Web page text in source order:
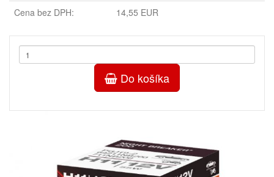
Cena bez DPH: 14,55 EUR
Do košíka